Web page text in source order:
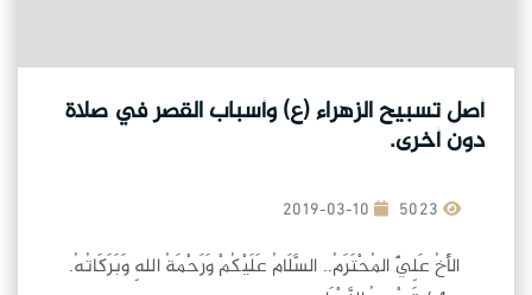
أصل تسبيح الزهراء (ع) وأسباب القصر في صلاة
دون أخرى.
2019-03-10
الأَخُ عَلِيٌّ المُحْتَرَمُ.. السَّلَامُ عَلَيْكُمْ وَرَحْمَةُ اللهِ وَبَرَكَاتُهُ.